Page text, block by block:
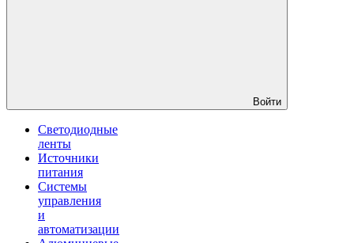
Войти
Светодиодные
ленты
Источники
питания
Системы
управления
и
автоматизации